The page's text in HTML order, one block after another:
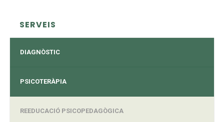
SERVEIS
DIAGNÒSTIC
PSICOTERÀPIA
REEDUCACIÓ PSICOPEDAGÒGICA